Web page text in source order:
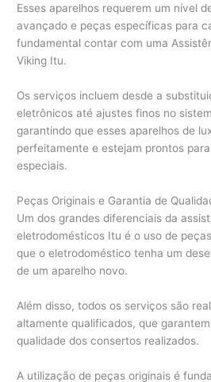
Esses aparelhos requerem um nível
avançado e peças específicas para
fundamental contar com uma
Viking Itu.
Os serviços incluem desde a
eletrônicos até ajustes finos no
garantindo que esses aparelhos de
perfeitamente e estejam prontos
especiais.
Peças Originais e Garantia de
Um dos grandes diferenciais da
eletrodomésticos Itu é o uso de
que o eletrodoméstico tenha um
de um aparelho novo.
Além disso, todos os serviços são
altamente qualificados, que
qualidade dos consertos realizados.
A utilização de peças originais é